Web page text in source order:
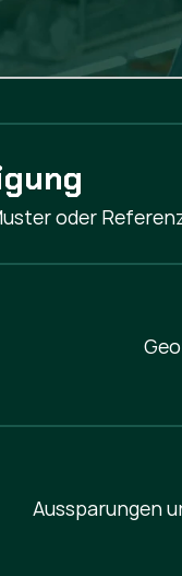
oder
Aussparungen